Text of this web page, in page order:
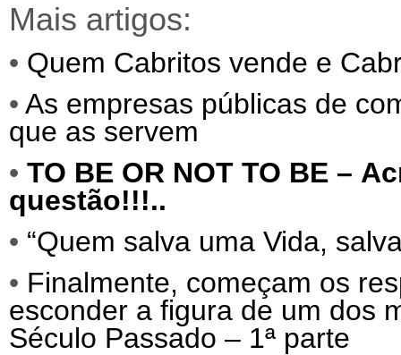
Mais artigos:
• Quem Cabritos vende e
• As empresas públicas de
que as servem
• TO BE OR NOT TO BE –
questão!!!..
• “Quem salva uma Vida,
• Finalmente, começam os
esconder a figura de um dos
Século Passado – 1ª parte